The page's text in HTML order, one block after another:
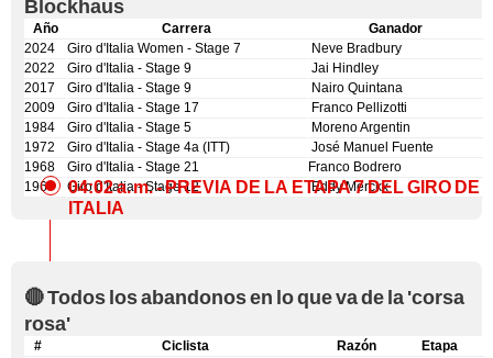
Blockhaus
Año Carrera
Ganador
2024
Giro d'Italia Women - Stage 7
Neve Bradbury
2022
Giro d'Italia - Stage 9
Jai Hindley
2017
Giro d'Italia - Stage 9
Nairo Quintana
2009
Giro d'Italia - Stage 17
Franco Pellizotti
1984
Giro d'Italia - Stage 5
Moreno Argentin
1972
Giro d'Italia - Stage 4a (ITT)
José Manuel Fuente
1968
Giro d'Italia - Stage 21
Franco Bodrero
1967
Giro d'Italia - Stage 12 Eddy Merckx
04:02 a. m.- PREVIA DE LA ETAPA 7 DEL GIRO DE
ITALIA
🔴 Todos los abandonos en lo que va de la 'corsa
rosa'
# Ciclista Razón
Etapa